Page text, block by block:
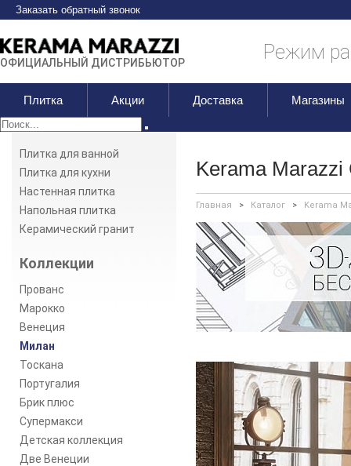
Заказать обратный звонок
ОФИЦИАЛЬНЫЙ ДИСТРИБЬЮТОР Режим
Плитка Акции Доставка Магазины
Плитка для ванной
Плитка для кухни
Настенная плитка
Напольная плитка
Керамический гранит
Коллекции
Прованс
Марокко
Венеция
Милан
Тоскана
Португалия
Брик плюс
Супермакси
Детская коллекция
Две Венеции
Kerama
Главная > Каталог > Kerama